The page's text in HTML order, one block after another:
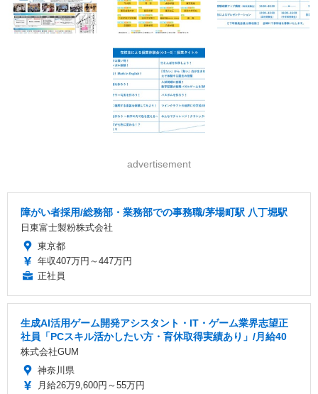
advertisement
障がい者採用/総務部・業務部での事務職/茅場町駅 八丁堀駅
日東富士製粉株式会社
東京都
年収407万円～447万円
正社員
生成AI活用ゲーム開発アシスタント・IT・ゲーム業界志望正
社員「PCスキル活かしたい方・育休取得実績あり」/月給40
株式会社GUM
神奈川県
月給26万9,600円～55万円